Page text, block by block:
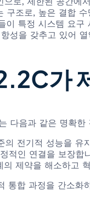
조로, 높은 결합
특정 시스템 요
성을 갖추고 있어
가
다음과 같은 명확한
의 전기적 성능을 유
적인 연결을 보장합
제약을 해소하고
통합 과정을 간소화